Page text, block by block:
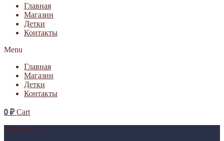
Главная
Магазин
Детки
Контакты
Menu
Главная
Магазин
Детки
Контакты
0₽ Cart
Выбрано: